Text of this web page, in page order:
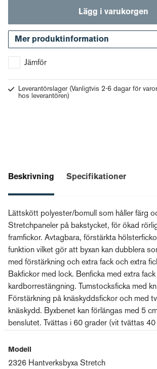
Lägg i varukorgen
Mer produktinformation
Jämför
Leverantörslager (Vanligtvis 2-6 dagar för
hos leverantören)
Beskrivning Specifikationer
Lättskött polyester/bomull som håller färg
Stretchpaneler på bakstycket, för ökad
framfickor. Avtagbara, förstärkta
funktion vilket gör att byxan kan dubblera
med förstärkning och extra fack och extra
Bakfickor med lock. Benficka med extra
kardborrestängning. Tumstocksficka med
Förstärkning på knäskyddsfickor och med
knäskydd. Byxbenet kan förlängas med 5
benslutet. Tvättas i 60 grader (vit tvättas 40
Modell
2326 Hantverksbyxa Stretch